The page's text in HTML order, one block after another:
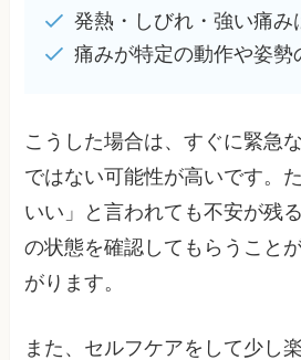
発熱・しびれ・強い痛み
痛みが特定の動作や姿勢
こうした場合は、すぐに緊急
ではない可能性が高いです。
いい」と言われても不安が残
の状態を確認してもらうこと
がります。
また、セルフケアをして少し